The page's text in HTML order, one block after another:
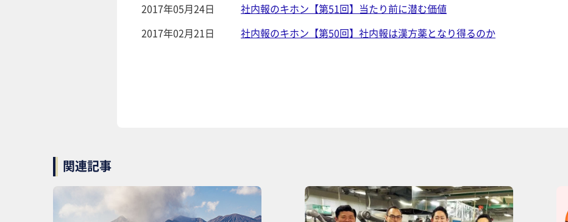
2017年05月24日
社内報のキホン【第51回】当たり前に潜む価値
2017年02月21日
社内報のキホン【第50回】社内報は漢方薬となり得るのか
関連記事